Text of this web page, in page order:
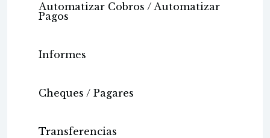
Automatizar Cobros / Automatizar
Pagos
Informes
Cheques / Pagares
Transferencias